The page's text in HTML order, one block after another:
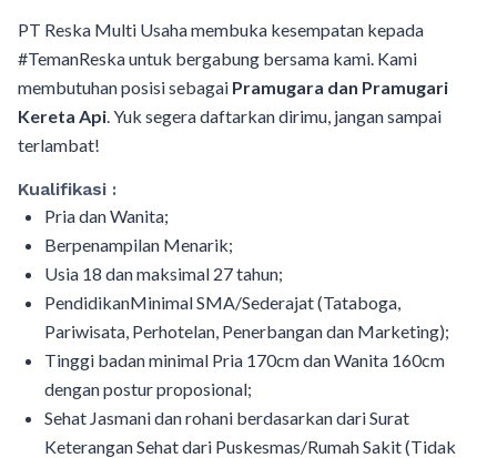
PT Reska Multi Usaha membuka kesempatan kepada
#TemanReska untuk bergabung bersama kami. Kami
membutuhan posisi sebagai Pramugara dan Pramugari
Kereta Api. Yuk segera daftarkan dirimu, jangan sampai
terlambat!
Kualifikasi :
Pria dan Wanita;
Berpenampilan Menarik;
Usia 18 dan maksimal 27 tahun;
PendidikanMinimal SMA/Sederajat (Tataboga,
Pariwisata, Perhotelan, Penerbangan dan Marketing);
Tinggi badan minimal Pria 170cm dan Wanita 160cm
dengan postur proposional;
Sehat Jasmani dan rohani berdasarkan dari Surat
Keterangan Sehat dari Puskesmas/Rumah Sakit (Tidak